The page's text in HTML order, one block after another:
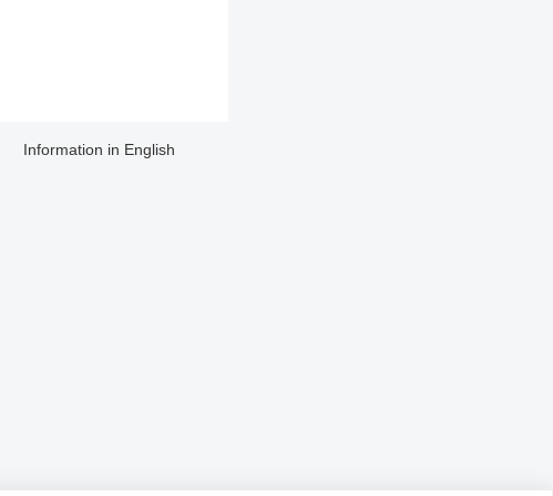
Information in English